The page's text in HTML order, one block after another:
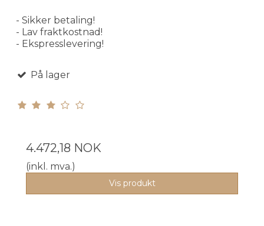
- Sikker betaling!
- Lav fraktkostnad!
- Ekspresslevering!
På lager
4.472,18 NOK
(inkl. mva.)
Vis produkt